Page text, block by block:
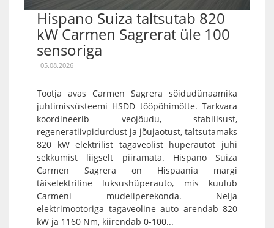
Hispano Suiza taltsutab 820
kW Carmen Sagrerat üle 100
sensoriga
05.08.2026
Tootja avas Carmen Sagrera sõidudünaamika
juhtimissüsteemi HSDD tööpõhimõtte. Tarkvara
koordineerib veojõudu, stabiilsust,
regeneratiivpidurdust ja jõujaotust, taltsutamaks
820 kW elektrilist tagaveolist hüperautot juhi
sekkumist liigselt piiramata. Hispano Suiza
Carmen Sagrera on Hispaania margi
täiselektriline luksushüperauto, mis kuulub
Carmeni mudeliperekonda. Nelja
elektrimootoriga tagaveoline auto arendab 820
kW ja 1160 Nm, kiirendab 0-100...